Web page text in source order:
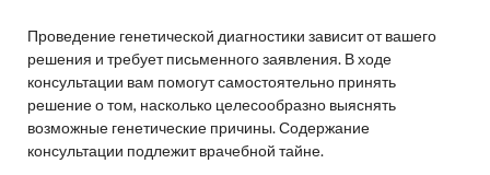
Проведение генетической диагностики зависит от вашего
решения и требует письменного заявления. В ходе
консультации вам помогут самостоятельно принять
решение о том, насколько целесообразно выяснять
возможные генетические причины. Содержание
консультации подлежит врачебной тайне.